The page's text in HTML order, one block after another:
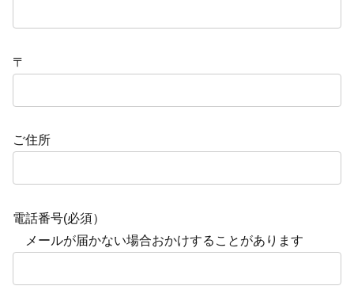
〒
ご住所
電話番号(必須）
メールが届かない場合おかけすることがあります